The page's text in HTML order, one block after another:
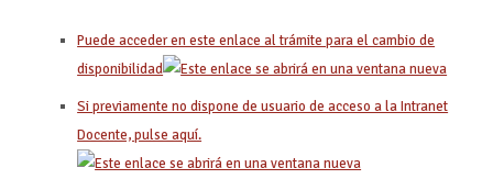
Puede acceder en este enlace al trámite para el cambio de
disponibilidad
Si previamente no dispone de usuario de acceso a la Intranet
Docente, pulse aquí.